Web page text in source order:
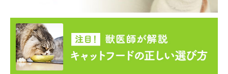
↑CCOブリ丸（左）と、見習いのおでんちゃん（右）
おでんちゃんは、名前が食べ物だからか、本当にごはんが大好き